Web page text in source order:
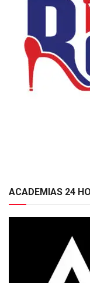
ACADEMIAS 24